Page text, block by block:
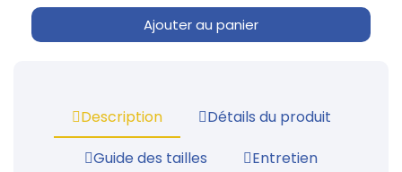
Ajouter au panier
Description
Détails du produit
Guide des tailles
Entretien